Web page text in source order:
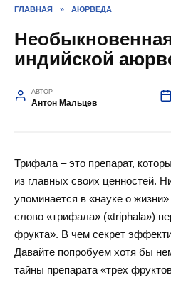
ГЛАВНАЯ » АЮРВЕДА
индийской
АВТОР
Антон Мальцев
Трифала – это препарат,
из главных своих ценностей.
упоминается в «науке о
слово «трифала» («triphala»)
фрукта». В чем секрет
Давайте попробуем хотя бы
тайны препарата «трех